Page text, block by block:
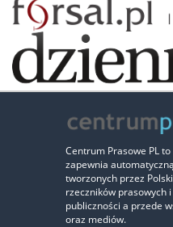
Zaufali nam:
Centrum Prasowe PL
zapewnia
tworzonych przez
rzeczników prasowych
publiczności a przede
oraz mediów.